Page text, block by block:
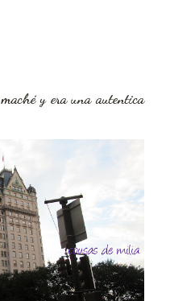
y era una autentica